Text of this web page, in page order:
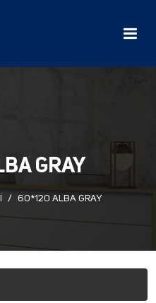
GRAY
60*120 ALBA GRAY